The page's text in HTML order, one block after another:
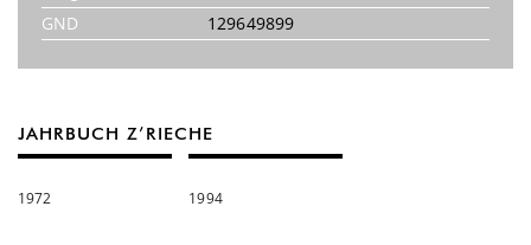
GND
129649899
JAHRBUCH Z’RIECHE
1972 1994